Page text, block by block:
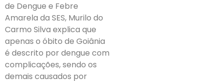
de Dengue e Febre
Amarela da SES, Murilo do
Carmo Silva explica que
apenas o óbito de Goiânia
é descrito por dengue com
complicações, sendo os
demais causados por